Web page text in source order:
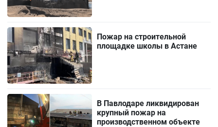
Пожар на строительной
площадке школы в Астане
В Павлодаре ликвидирован
крупный пожар на
производственном объекте